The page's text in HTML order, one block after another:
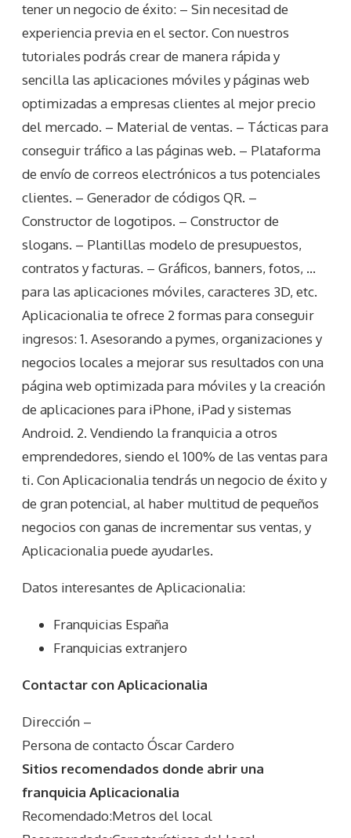
tener un negocio de éxito: – Sin necesitad de
experiencia previa en el sector. Con nuestros
tutoriales podrás crear de manera rápida y
sencilla las aplicaciones móviles y páginas web
optimizadas a empresas clientes al mejor precio
del mercado. – Material de ventas. – Tácticas para
conseguir tráfico a las páginas web. – Plataforma
de envío de correos electrónicos a tus potenciales
clientes. – Generador de códigos QR. –
Constructor de logotipos. – Constructor de
slogans. – Plantillas modelo de presupuestos,
contratos y facturas. – Gráficos, banners, fotos, …
para las aplicaciones móviles, caracteres 3D, etc.
Aplicacionalia te ofrece 2 formas para conseguir
ingresos: 1. Asesorando a pymes, organizaciones y
negocios locales a mejorar sus resultados con una
página web optimizada para móviles y la creación
de aplicaciones para iPhone, iPad y sistemas
Android. 2. Vendiendo la franquicia a otros
emprendedores, siendo el 100% de las ventas para
ti. Con Aplicacionalia tendrás un negocio de éxito y
de gran potencial, al haber multitud de pequeños
negocios con ganas de incrementar sus ventas, y
Aplicacionalia puede ayudarles.
Datos interesantes de Aplicacionalia:
Franquicias España
Franquicias extranjero
Contactar con Aplicacionalia
Dirección –
Persona de contacto Óscar Cardero
Sitios recomendados donde abrir una
franquicia Aplicacionalia
Recomendado:Metros del local